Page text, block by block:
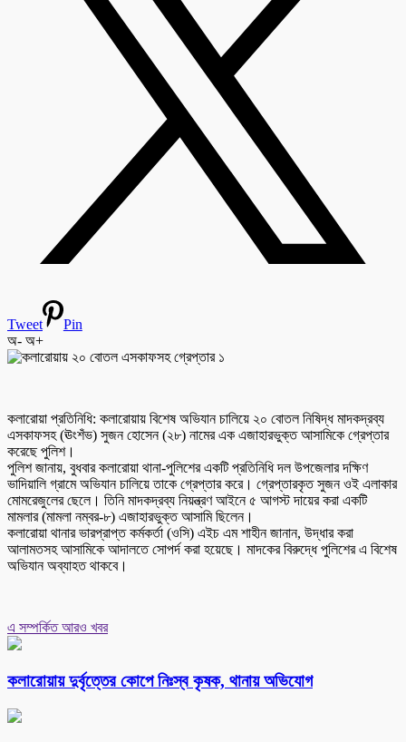
Tweet
Pin
অ- অ+
কলারোয়া প্রতিনিধি: কলারোয়ায় বিশেষ অভিযান চালিয়ে ২০ বোতল নিষিদ্ধ মাদকদ্রব্য
এসকাফসহ (ঊংশঁভ) সুজন হোসেন (২৮) নামের এক এজাহারভুক্ত আসামিকে গ্রেপ্তার
করেছে পুলিশ।
পুলিশ জানায়, বুধবার কলারোয়া থানা-পুলিশের একটি প্রতিনিধি দল উপজেলার দক্ষিণ
ভাদিয়ালি গ্রামে অভিযান চালিয়ে তাকে গ্রেপ্তার করে। গ্রেপ্তারকৃত সুজন ওই এলাকার
মোমরেজুলের ছেলে। তিনি মাদকদ্রব্য নিয়ন্ত্রণ আইনে ৫ আগস্ট দায়ের করা একটি
মামলার (মামলা নম্বর-৮) এজাহারভুক্ত আসামি ছিলেন।
কলারোয়া থানার ভারপ্রাপ্ত কর্মকর্তা (ওসি) এইচ এম শাহীন জানান, উদ্ধার করা
আলামতসহ আসামিকে আদালতে সোপর্দ করা হয়েছে। মাদকের বিরুদ্ধে পুলিশের এ বিশেষ
অভিযান অব্যাহত থাকবে।
এ সম্পর্কিত আরও খবর
কলারোয়ায় দুর্বৃত্তের কোপে নিঃস্ব কৃষক, থানায় অভিযোগ